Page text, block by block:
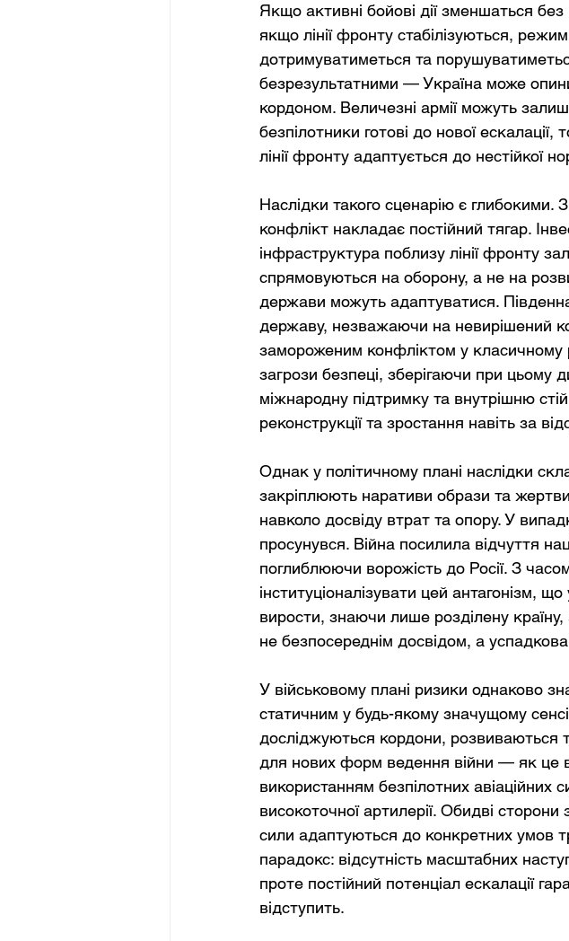
Якщо активні бойові дії зменшаться
якщо лінії фронту стабілізуються,
дотримуватиметься та
безрезультатними — Україна може
кордоном. Величезні армії можуть
безпілотники готові до нової
лінії фронту адаптується до нестійкої
Наслідки такого сценарію є глибокими.
конфлікт накладає постійний тягар.
інфраструктура поблизу лінії фронту
спрямовуються на оборону, а не на
держави можуть адаптуватися.
державу, незважаючи на невирішений
замороженим конфліктом у класичному
загрози безпеці, зберігаючи при цьому
міжнародну підтримку та внутрішню
реконструкції та зростання навіть за
Однак у політичному плані наслідки
закріплюють наративи образи та
навколо досвіду втрат та опору. У
просунувся. Війна посилила відчуття
поглиблюючи ворожість до Росії. З
інституціоналізувати цей антагонізм,
вирости, знаючи лише розділену
не безпосереднім досвідом, а
У військовому плані ризики однаково
статичним у будь-якому значущому
досліджуються кордони, розвиваються
для нових форм ведення війни — як це
використанням безпілотних авіаційних
високоточної артилерії. Обидві сторони
сили адаптуються до конкретних умов
парадокс: відсутність масштабних
проте постійний потенціал ескалації
відступить.